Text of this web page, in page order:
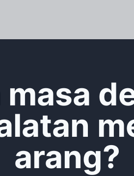
masa
arang?